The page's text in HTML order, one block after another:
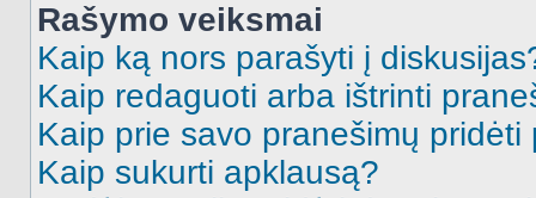
Rašymo veiksmai
Kaip ką nors parašyti į
Kaip redaguoti arba ištrinti
Kaip prie savo pranešimų pridėti
Kaip sukurti apklausą?